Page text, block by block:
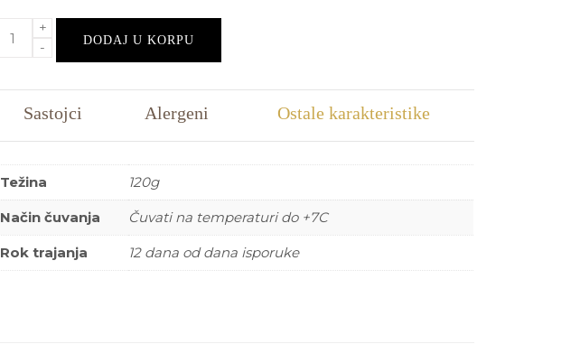
DODAJ U KORPU
Sastojci Alergeni Ostale karakteristike
Težina 120g
Način čuvanja Čuvati na temperaturi do +7C
Rok trajanja 12 dana od dana isporuke